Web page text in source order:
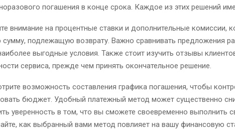
погашения в конце срока. Каждое из этих решений
внимание на процентные ставки и дополнительные комиссии,
подлежащую возврату. Важно сравнивать предложения
выгодные условия. Также стоит изучить отзывы
сервиса, прежде чем принять окончательное решение.
возможность составления графика погашения, чтобы
бюджет. Удобный платежный метод может существенно
уверенность в том, что вы сможете своевременно выполнить
как выбранный вами метод повлияет на вашу финансовую